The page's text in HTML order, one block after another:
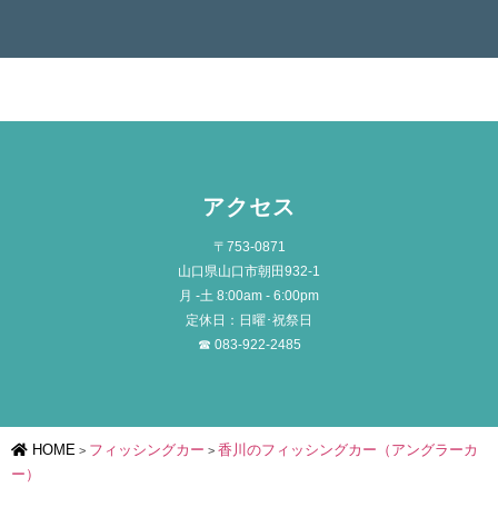
アクセス
〒753-0871
山口県山口市朝田932-1
月 -土 8:00am - 6:00pm
定休日：日曜･祝祭日
☎ 083-922-2485
HOME > フィッシングカー > 香川のフィッシングカー（アングラーカ
ー）